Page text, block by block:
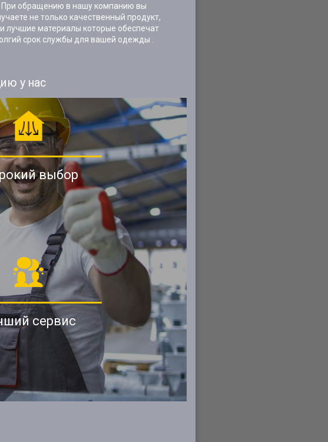
При обращению в нашу компанию вы
не только качественный продукт,
лучшие материалы которые обеспечат
срок службы для вашей одежды .
у нас
выбор
сервис